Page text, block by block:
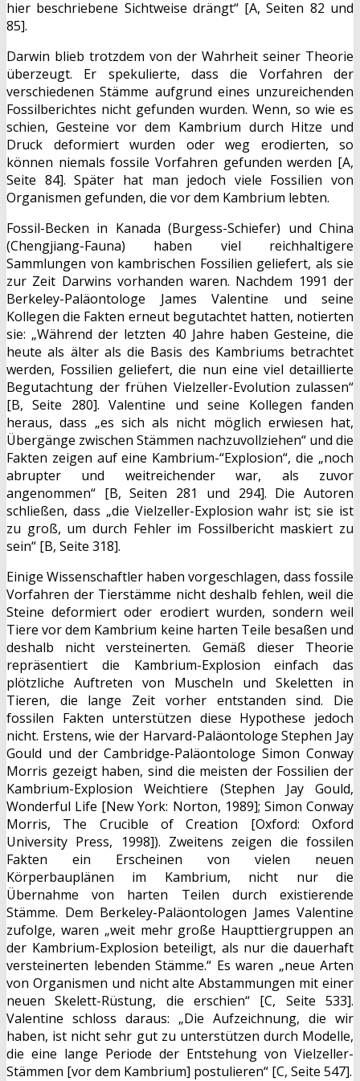
hier beschriebene Sichtweise drängt“ [A, Seiten 82 und
85].
Darwin blieb trotzdem von der Wahrheit seiner Theorie
überzeugt. Er spekulierte, dass die Vorfahren der
verschiedenen Stämme aufgrund eines unzureichenden
Fossilberichtes nicht gefunden wurden. Wenn, so wie es
schien, Gesteine vor dem Kambrium durch Hitze und
Druck deformiert wurden oder weg erodierten, so
können niemals fossile Vorfahren gefunden werden [A,
Seite 84]. Später hat man jedoch viele Fossilien von
Organismen gefunden, die vor dem Kambrium lebten.
Fossil-Becken in Kanada (Burgess-Schiefer) und China
(Chengjiang-Fauna) haben viel reichhaltigere
Sammlungen von kambrischen Fossilien geliefert, als sie
zur Zeit Darwins vorhanden waren. Nachdem 1991 der
Berkeley-Paläontologe James Valentine und seine
Kollegen die Fakten erneut begutachtet hatten, notierten
sie: „Während der letzten 40 Jahre haben Gesteine, die
heute als älter als die Basis des Kambriums betrachtet
werden, Fossilien geliefert, die nun eine viel detaillierte
Begutachtung der frühen Vielzeller-Evolution zulassen“
[B, Seite 280]. Valentine und seine Kollegen fanden
heraus, dass „es sich als nicht möglich erwiesen hat,
Übergänge zwischen Stämmen nachzuvollziehen“ und die
Fakten zeigen auf eine Kambrium-“Explosion“, die „noch
abrupter und weitreichender war, als zuvor
angenommen“ [B, Seiten 281 und 294]. Die Autoren
schließen, dass „die Vielzeller-Explosion wahr ist; sie ist
zu groß, um durch Fehler im Fossilbericht maskiert zu
sein“ [B, Seite 318].
Einige Wissenschaftler haben vorgeschlagen, dass fossile
Vorfahren der Tierstämme nicht deshalb fehlen, weil die
Steine deformiert oder erodiert wurden, sondern weil
Tiere vor dem Kambrium keine harten Teile besaßen und
deshalb nicht versteinerten. Gemäß dieser Theorie
repräsentiert die Kambrium-Explosion einfach das
plötzliche Auftreten von Muscheln und Skeletten in
Tieren, die lange Zeit vorher entstanden sind. Die
fossilen Fakten unterstützen diese Hypothese jedoch
nicht. Erstens, wie der Harvard-Paläontologe Stephen Jay
Gould und der Cambridge-Paläontologe Simon Conway
Morris gezeigt haben, sind die meisten der Fossilien der
Kambrium-Explosion Weichtiere (Stephen Jay Gould,
Wonderful Life [New York: Norton, 1989]; Simon Conway
Morris, The Crucible of Creation [Oxford: Oxford
University Press, 1998]). Zweitens zeigen die fossilen
Fakten ein Erscheinen von vielen neuen
Körperbauplänen im Kambrium, nicht nur die
Übernahme von harten Teilen durch existierende
Stämme. Dem Berkeley-Paläontologen James Valentine
zufolge, waren „weit mehr große Haupttiergruppen an
der Kambrium-Explosion beteiligt, als nur die dauerhaft
versteinerten lebenden Stämme.“ Es waren „neue Arten
von Organismen und nicht alte Abstammungen mit einer
neuen Skelett-Rüstung, die erschien“ [C, Seite 533].
Valentine schloss daraus: „Die Aufzeichnung, die wir
haben, ist nicht sehr gut zu unterstützen durch Modelle,
die eine lange Periode der Entstehung von Vielzeller-
Stämmen [vor dem Kambrium] postulieren“ [C, Seite 547].